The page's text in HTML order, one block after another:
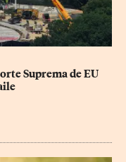
Suprema de EU